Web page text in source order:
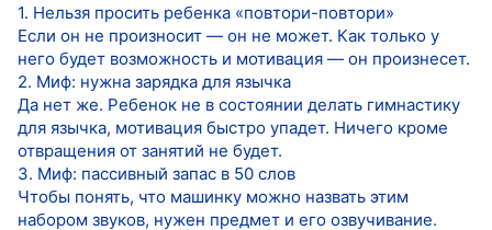
1. Нельзя просить ребенка «повтори-повтори»
Если он не произносит — он не может. Как только у
него будет возможность и мотивация — он произнесет.
2. Миф: нужна зарядка для язычка
Да нет же. Ребенок не в состоянии делать гимнастику
для язычка, мотивация быстро упадет. Ничего кроме
отвращения от занятий не будет.
3. Миф: пассивный запас в 50 слов
Чтобы понять, что машинку можно назвать этим
набором звуков, нужен предмет и его озвучивание.